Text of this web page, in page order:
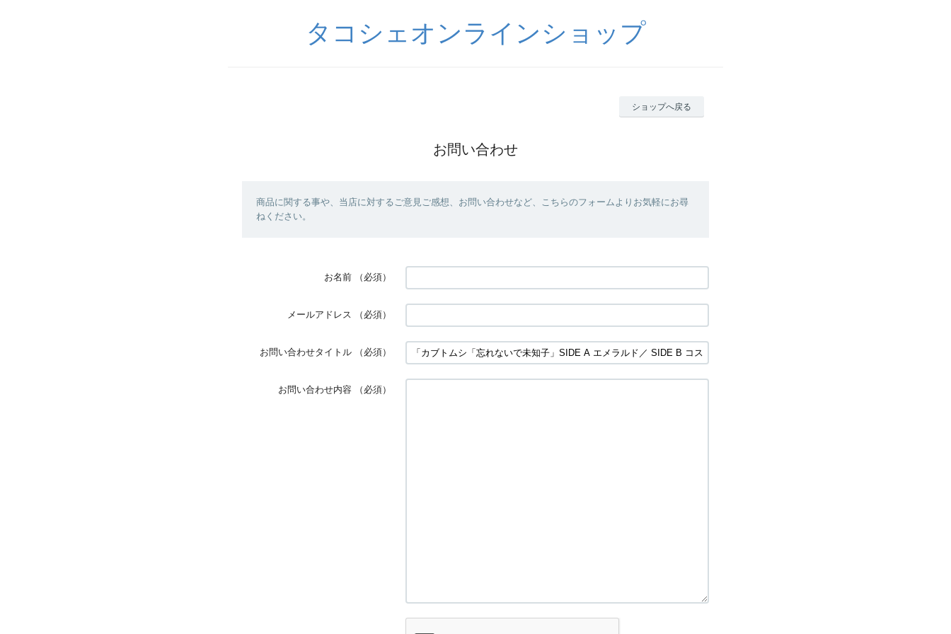
タコシェオンラインショップ
ショップへ戻る
お問い合わせ
商品に関する事や、当店に対するご意見ご感想、お問い合わせなど、こちらのフォームよりお気軽にお尋
ねください。
お名前 （必須）
メールアドレス （必須）
お問い合わせタイトル （必須）
お問い合わせ内容 （必須）